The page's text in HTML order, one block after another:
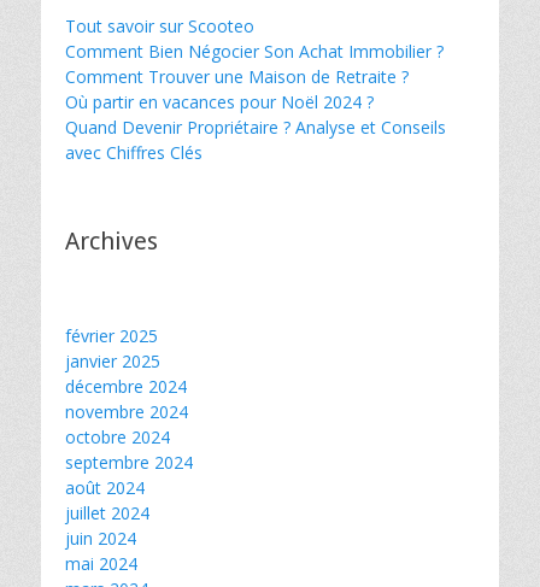
Tout savoir sur Scooteo
Comment Bien Négocier Son Achat Immobilier ?
Comment Trouver une Maison de Retraite ?
Où partir en vacances pour Noël 2024 ?
Quand Devenir Propriétaire ? Analyse et Conseils
avec Chiffres Clés
Archives
février 2025
janvier 2025
décembre 2024
novembre 2024
octobre 2024
septembre 2024
août 2024
juillet 2024
juin 2024
mai 2024